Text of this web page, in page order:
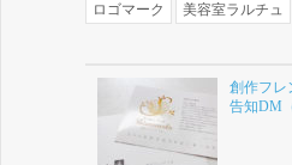
ロゴマーク
美容室ラルチュ
創作フ
告知DM